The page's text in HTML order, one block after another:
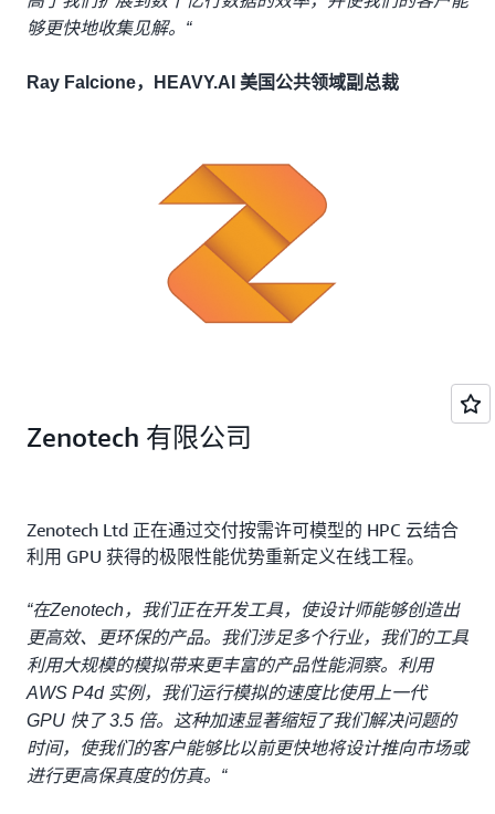
够更快地收集见解。“
Ray Falcione，HEAVY.AI 美国公共领域副总裁
Zenotech 有限公司
Zenotech Ltd 正在通过交付按需许可模型的 HPC 云结合
利用 GPU 获得的极限性能优势重新定义在线工程。
“在Zenotech，我们正在开发工具，使设计师能够创造出
更高效、更环保的产品。我们涉足多个行业，我们的工具
利用大规模的模拟带来更丰富的产品性能洞察。利用
AWS P4d 实例，我们运行模拟的速度比使用上一代
GPU 快了 3.5 倍。这种加速显著缩短了我们解决问题的
时间，使我们的客户能够比以前更快地将设计推向市场或
进行更高保真度的仿真。“